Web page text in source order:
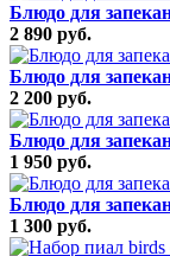
Блюдо для
2 890 руб.
Блюдо для
2 200 руб.
Блюдо для
1 950 руб.
Блюдо для
1 300 руб.